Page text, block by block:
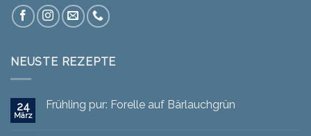
NEUSTE REZEPTE
24
März
Frühling pur: Forelle auf Bärlauchgrün